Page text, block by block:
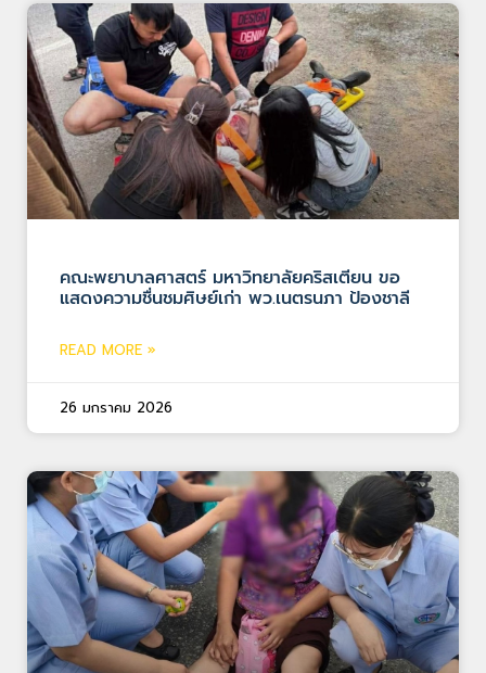
คณะพยาบาลศาสตร์ มหาวิทยาลัยคริสเตียน ขอ
แสดงความชื่นชมศิษย์เก่า พว.เนตรนภา ป้องชาลี
READ MORE »
26 มกราคม 2026